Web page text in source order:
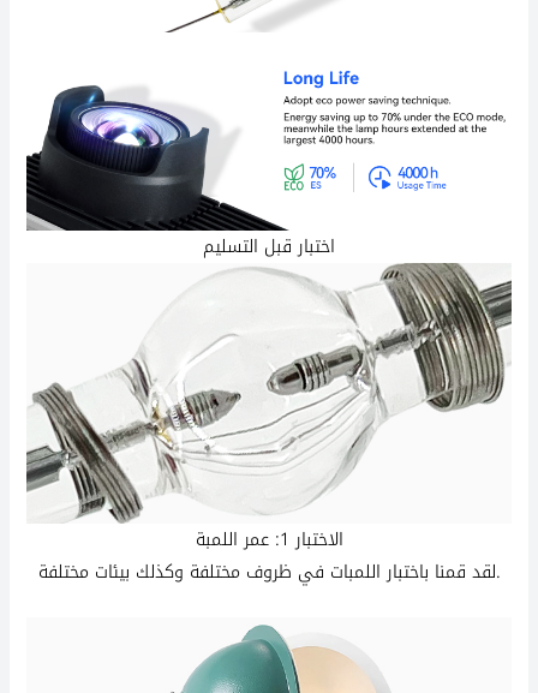
اختبار قبل التسليم
الاختبار 1: عمر اللمبة
لقد قمنا باختبار اللمبات في ظروف مختلفة وكذلك بيئات مختلفة.